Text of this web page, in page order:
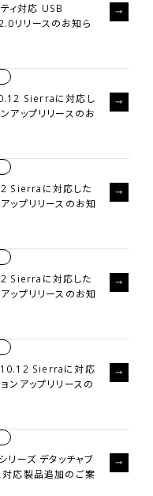
ィ対応 USB
リースのお知ら
Sierraに対応し
アップリリースのお
Sierraに対応した
ップリリースのお知
Sierraに対応した
ップリリースのお知
Sierraに対応
ンアップリリースの
リーズ デタッチャブ
対応製品追加のご案